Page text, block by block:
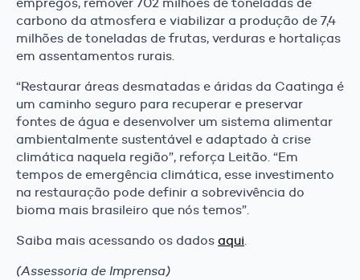
empregos, remover 702 milhões de toneladas de
carbono da atmosfera e viabilizar a produção de 7,4
milhões de toneladas de frutas, verduras e hortaliças
em assentamentos rurais.
“Restaurar áreas desmatadas e áridas da Caatinga é
um caminho seguro para recuperar e preservar
fontes de água e desenvolver um sistema alimentar
ambientalmente sustentável e adaptado à crise
climática naquela região”, reforça Leitão. “Em
tempos de emergência climática, esse investimento
na restauração pode definir a sobrevivência do
bioma mais brasileiro que nós temos”.
Saiba mais acessando os dados aqui.
(Assessoria de Imprensa)